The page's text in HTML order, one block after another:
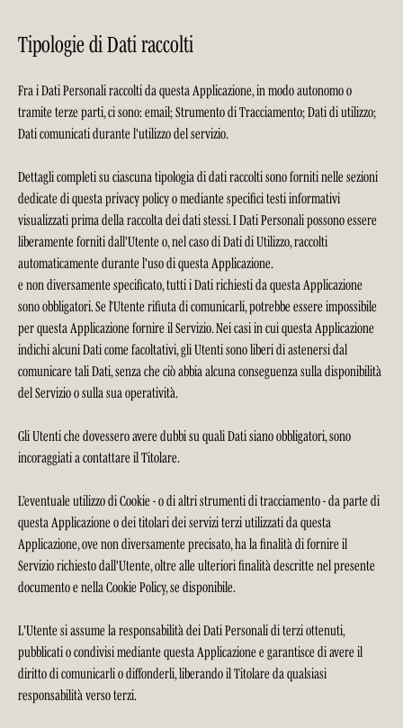
Tipologie di Dati raccolti
Fra i Dati Personali raccolti da questa Applicazione, in modo autonomo o
tramite terze parti, ci sono: email; Strumento di Tracciamento; Dati di utilizzo;
Dati comunicati durante l'utilizzo del servizio.
Dettagli completi su ciascuna tipologia di dati raccolti sono forniti nelle sezioni
dedicate di questa privacy policy o mediante specifici testi informativi
visualizzati prima della raccolta dei dati stessi. I Dati Personali possono essere
liberamente forniti dall'Utente o, nel caso di Dati di Utilizzo, raccolti
automaticamente durante l'uso di questa Applicazione.
e non diversamente specificato, tutti i Dati richiesti da questa Applicazione
sono obbligatori. Se l’Utente rifiuta di comunicarli, potrebbe essere impossibile
per questa Applicazione fornire il Servizio. Nei casi in cui questa Applicazione
indichi alcuni Dati come facoltativi, gli Utenti sono liberi di astenersi dal
comunicare tali Dati, senza che ciò abbia alcuna conseguenza sulla disponibilità
del Servizio o sulla sua operatività.
Gli Utenti che dovessero avere dubbi su quali Dati siano obbligatori, sono
incoraggiati a contattare il Titolare.
L’eventuale utilizzo di Cookie - o di altri strumenti di tracciamento - da parte di
questa Applicazione o dei titolari dei servizi terzi utilizzati da questa
Applicazione, ove non diversamente precisato, ha la finalità di fornire il
Servizio richiesto dall'Utente, oltre alle ulteriori finalità descritte nel presente
documento e nella Cookie Policy, se disponibile.
L'Utente si assume la responsabilità dei Dati Personali di terzi ottenuti,
pubblicati o condivisi mediante questa Applicazione e garantisce di avere il
diritto di comunicarli o diffonderli, liberando il Titolare da qualsiasi
responsabilità verso terzi.